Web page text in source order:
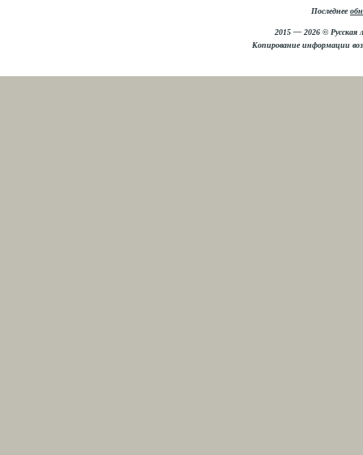
Последнее
2015 — 2026 © Русская
Копирование информации